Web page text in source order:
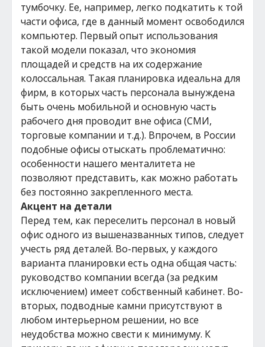
тумбочку. Ее, например, легко подкатить к той
части офиса, где в данный момент освободился
компьютер. Первый опыт использования
такой модели показал, что экономия
площадей и средств на их содержание
колоссальная. Такая планировка идеальна для
фирм, в которых часть персонала вынуждена
быть очень мобильной и основную часть
рабочего дня проводит вне офиса (СМИ,
торговые компании и т.д.). Впрочем, в России
подобные офисы отыскать проблематично:
особенности нашего менталитета не
позволяют представить, как можно работать
без постоянно закрепленного места.
Акцент на детали
Перед тем, как переселить персонал в новый
офис одного из вышеназванных типов, следует
учесть ряд деталей. Во-первых, у каждого
варианта планировки есть одна общая часть:
руководство компании всегда (за редким
исключением) имеет собственный кабинет. Во-
вторых, подводные камни присутствуют в
любом интерьерном решении, но все
неудобства можно свести к минимуму. К